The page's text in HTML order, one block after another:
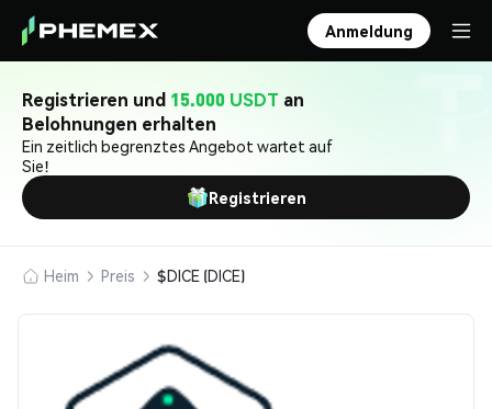
Anmeldung
Registrieren und 15.000 USDT an
Belohnungen erhalten
Ein zeitlich begrenztes Angebot wartet auf
Sie!
Registrieren
Heim Preis $DICE (DICE)